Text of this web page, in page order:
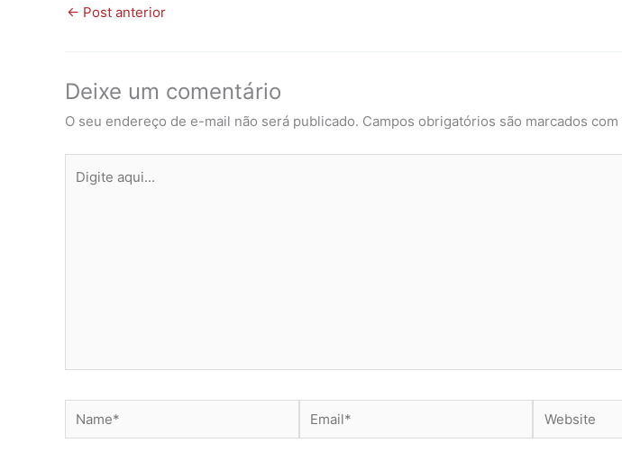
← Post anterior
Deixe um comentário
O seu endereço de e-mail não será publicado. Campos obrigatórios são marcados com
aqui...
Name* Email* Website